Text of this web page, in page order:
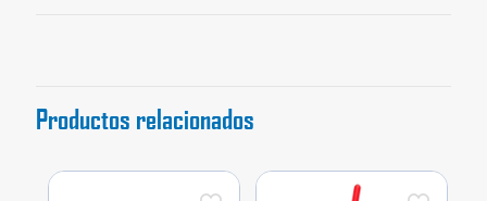
Productos relacionados